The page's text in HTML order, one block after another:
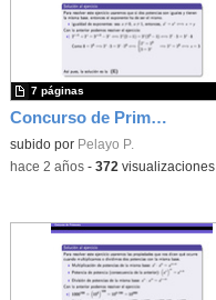
Concurso de Primavera - 2010 - Fase 1 - Nivel 4 - Ejercicio 12
Contenido educativo.
subido por Pelayo P.
7 páginas
-hace 2 años- 372 visualizaciones